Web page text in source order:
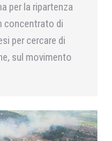
per la ripartenza
concentrato di
per cercare di
sul movimento